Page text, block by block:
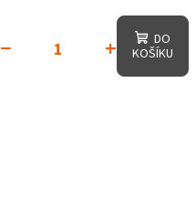
+
−
DO
KOŠÍKU